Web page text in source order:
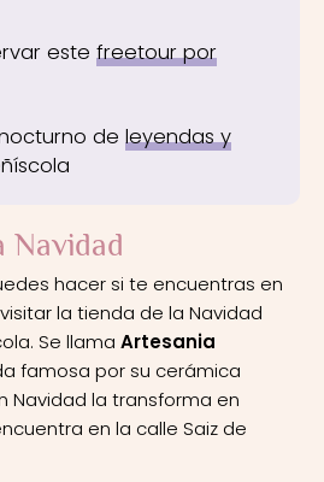
este freetour por
de leyendas y
Navidad
hacer si te encuentras en
la tienda de la Navidad
Se llama Artesania
famosa por su cerámica
Navidad la transforma en
en la calle Saiz de